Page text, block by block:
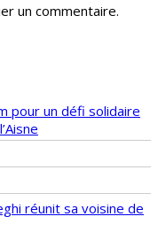
un commentaire.
pour un défi solidaire
réunit sa voisine de